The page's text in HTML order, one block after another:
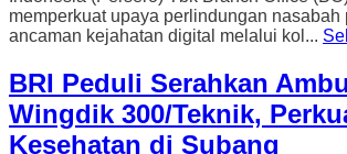
memperkuat upaya perlindungan nasabah
ancaman kejahatan digital melalui kol...
BRI Peduli Serahkan
Wingdik 300/Teknik,
Kesehatan di Subang